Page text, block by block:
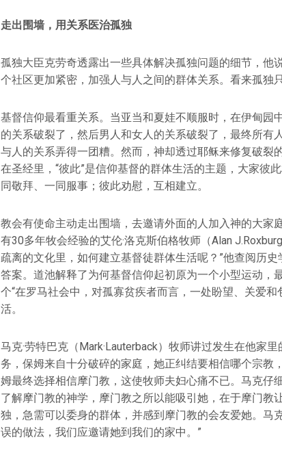
走出围墙，用关系医治孤独
孤独大臣克劳奇透露出一些具体解决孤独问题的细节，他
个社区更加紧密，加强人与人之间的群体关系。看来孤独
基督信仰最看重关系。当亚当和夏娃不顺服时，在伊甸园
的关系破裂了，然后男人和女人的关系破裂了，最终所有
与人的关系弄得一团糟。然而，神却透过耶稣来修复破裂
在圣经里，“彼此”是信仰基督的群体生活的主题，大家彼
同敬拜、一同服事；彼此劝慰，互相建立。
教会有使命主动走出围墙，去邀请外面的人加入神的大家
有30多年牧会经验的艾伦·洛克斯伯格牧师（Alan
疏离的文化里，如何建立基督徒群体生活呢？”他查阅历
答案。道池解释了为何基督信仰起初原为一个小型运动，
个“在罗马社会中，对孤寡贫疾者而言，一处盼望、关爱
活。
马克·劳特巴克（Mark·Lauterback）牧师讲过发生在他家
务，保姆来自十分破碎的家庭，她正纠结要相信哪个宗教
姆最终选择相信摩门教，这使牧师夫妇心痛不已。马克仔
了解摩门教的神学，摩门教之所以能吸引她，在于摩门教
独，急需可以委身的群体，并感到摩门教的会友爱她。马
误的做法，我们应邀请她到我们的家中。”